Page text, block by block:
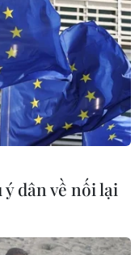
dân về nối lại